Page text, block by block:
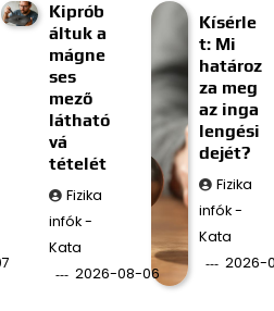
Kiprób
áltuk a
mágne
ses
mező
látható
vá
tételét
Fizika
infók -
Kata
2026-08-06
Kísérle
t: Mi
határoz
za meg
az inga
lengési
dejét?
Fizika
infók -
Kata
2026-